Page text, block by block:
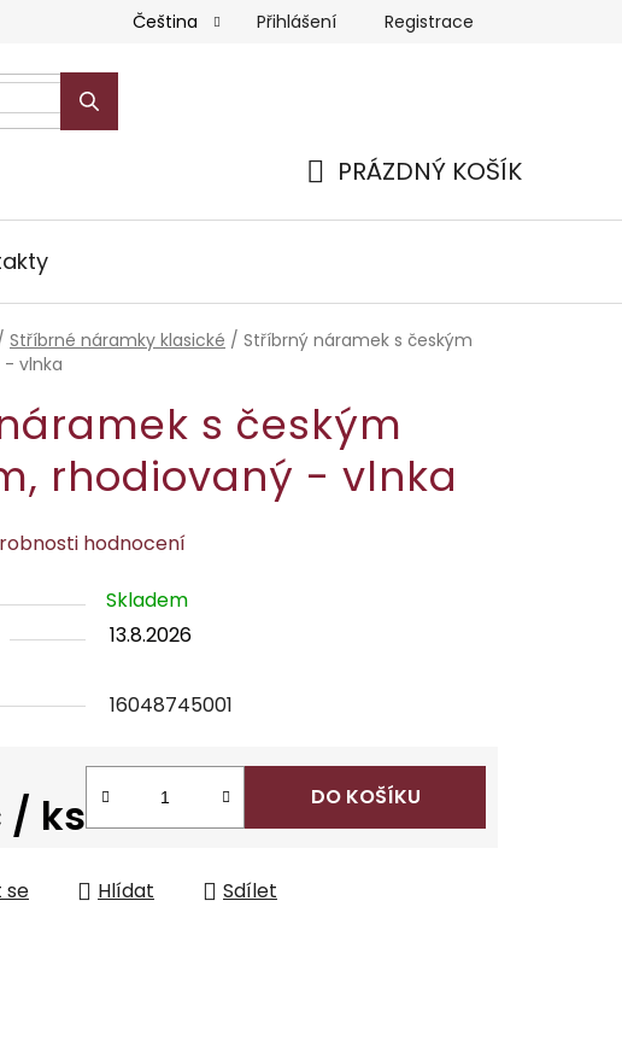
Čeština Přihlášení Registrace
PRÁZDNÝ KOŠÍK
Stříbrné náramky klasické / Stříbrný náramek s českým
vlnka
s českým
rhodiovaný - vlnka
hodnocení
Skladem
13.8.2026
16048745001
/ ks DO KOŠÍKU
se Hlídat Sdílet